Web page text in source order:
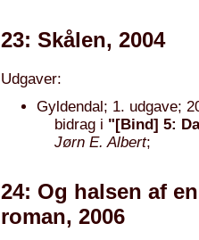
23: Skålen, 2004
Udgaver:
Gyldendal; 1. udgave;
bidrag i "[Bind] 5:
Jørn E. Albert;
24: Og halsen af
roman, 2006